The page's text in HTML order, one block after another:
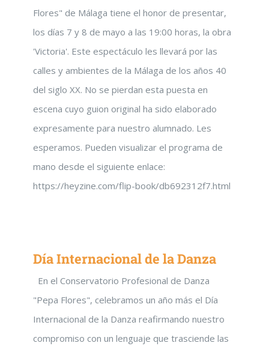
Flores" de Málaga tiene el honor de presentar,
los días 7 y 8 de mayo a las 19:00 horas, la obra
'Victoria'. Este espectáculo les llevará por las
calles y ambientes de la Málaga de los años 40
del siglo XX. No se pierdan esta puesta en
escena cuyo guion original ha sido elaborado
expresamente para nuestro alumnado. Les
esperamos. Pueden visualizar el programa de
mano desde el siguiente enlace:
https://heyzine.com/flip-book/db692312f7.html
Día Internacional de la Danza
En el Conservatorio Profesional de Danza
"Pepa Flores", celebramos un año más el Día
Internacional de la Danza reafirmando nuestro
compromiso con un lenguaje que trasciende las